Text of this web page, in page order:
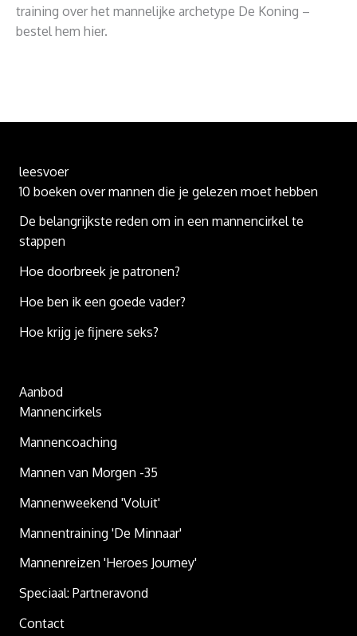
training over het mannelijke archetype De Koning –
bestel hem hier.
leesvoer
10 boeken over mannen die je gelezen moet hebben
De belangrijkste reden om in een mannencirkel te
stappen
Hoe doorbreek je patronen?
Hoe ben ik een goede vader?
Hoe krijg je fijnere seks?
Aanbod
Mannencirkels
Mannencoaching
Mannen van Morgen -35
Mannenweekend 'Voluit'
Mannentraining 'De Minnaar'
Mannenreizen 'Heroes Journey'
Speciaal: Partneravond
Contact